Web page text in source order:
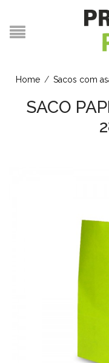
Home / Sacos com
SACO